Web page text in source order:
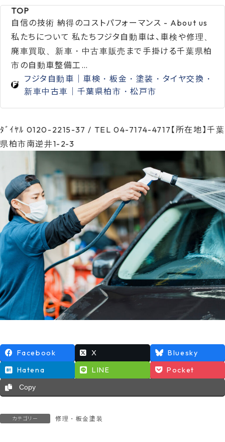
TOP
自信の技術 納得のコストパフォーマンス - About us
私たちについて 私たちフジタ自動車は、車検や修理、
廃車買取、新車・中古車販売まで手掛ける千葉県柏
市の自動車整備工…
フジタ自動車｜車検・板金・塗装・タイヤ交換・
新車中古車｜千葉県柏市・松戸市
ﾀﾞｲﾔﾙ 0120-2215-37 / TEL 04-7174-4717【所在地】千葉
県柏市南逆井1-2-3
Facebook X
Bluesky
Hatena
LINE Pocket
Copy
カテゴリー 修理・板金塗装